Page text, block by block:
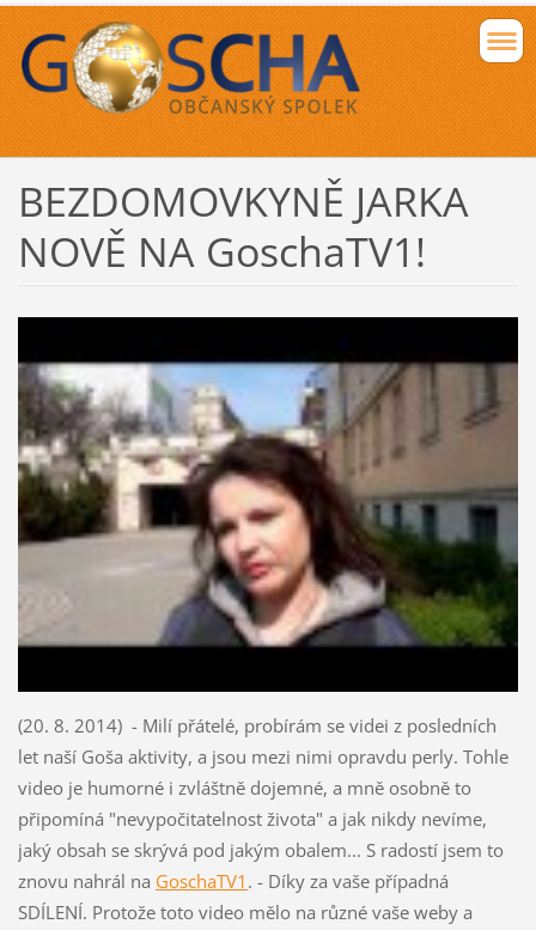
BEZDOMOVKYNĚ JARKA
NOVĚ NA GoschaTV1!
(20. 8. 2014) - Milí přátelé, probírám se videi z posledních
let naší Goša aktivity, a jsou mezi nimi opravdu perly. Tohle
video je humorné i zvláštně dojemné, a mně osobně to
připomíná "nevypočitatelnost života" a jak nikdy nevíme,
jaký obsah se skrývá pod jakým obalem... S radostí jsem to
znovu nahrál na GoschaTV1 . - Díky za vaše případná
SDÍLENÍ. Protože toto video mělo na různé vaše weby a